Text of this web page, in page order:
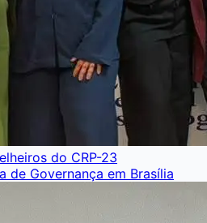
do CRP-23
de Governança em Brasília